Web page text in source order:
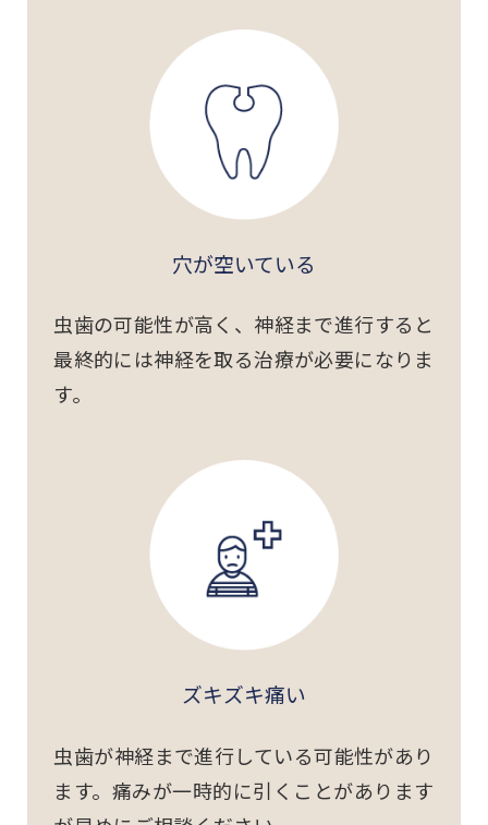
穴が空いている
虫歯の可能性が高く、神経まで進行すると
最終的には神経を取る治療が必要になりま
す。
ズキズキ痛い
虫歯が神経まで進行している可能性があり
ます。痛みが一時的に引くことがあります